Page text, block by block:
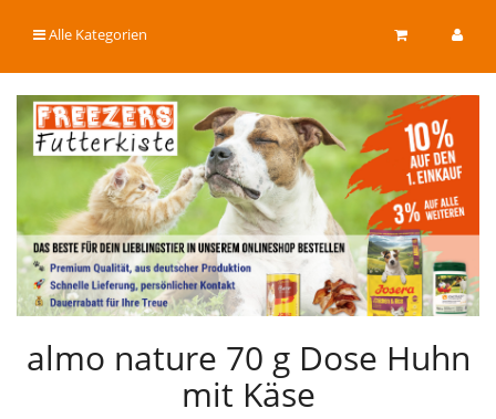
Alle Kategorien
almo nature 70 g Dose Huhn
mit Käse